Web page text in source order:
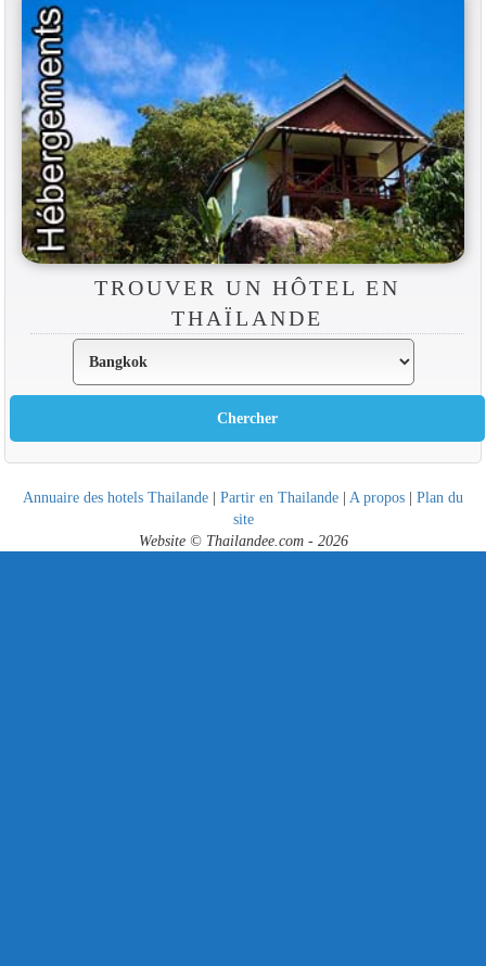
TROUVER UN HÔTEL EN
THAÏLANDE
Annuaire des hotels Thailande | Partir en Thailande | A propos | Plan du
site
Website © Thailandee.com - 2026